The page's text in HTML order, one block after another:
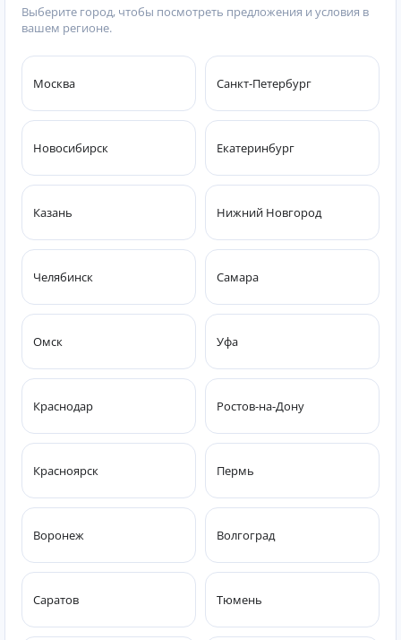
Выберите город, чтобы посмотреть предложения и условия в
вашем регионе.
Москва Санкт-Петербург
Новосибирск Екатеринбург
Казань Нижний Новгород
Челябинск Самара
Омск Уфа
Краснодар Ростов-на-Дону
Красноярск Пермь
Воронеж Волгоград
Саратов Тюмень